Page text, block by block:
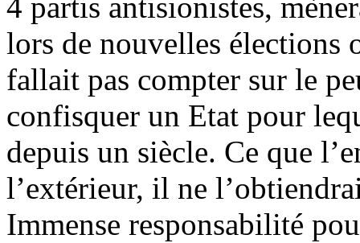
4 partis antisionistes,
lors de nouvelles élections
fallait pas compter sur le
confisquer un Etat pour
depuis un siècle. Ce que
l’extérieur, il ne
Immense responsabilité